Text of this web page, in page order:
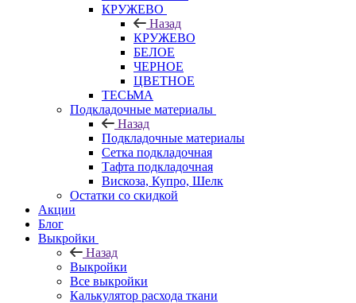
КРУЖЕВО
Назад
КРУЖЕВО
БЕЛОЕ
ЧЕРНОЕ
ЦВЕТНОЕ
ТЕСЬМА
Подкладочные материалы
Назад
Подкладочные материалы
Сетка подкладочная
Тафта подкладочная
Вискоза, Купро, Шелк
Остатки со скидкой
Акции
Блог
Выкройки
Назад
Выкройки
Все выкройки
Калькулятор расхода ткани